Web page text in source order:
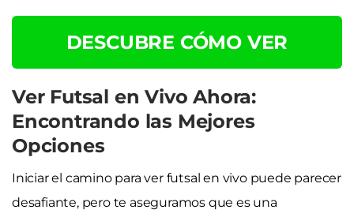
DESCUBRE CÓMO VER
Ver Futsal en Vivo Ahora:
Encontrando las Mejores
Opciones
Iniciar el camino para ver futsal en vivo puede parecer
desafiante, pero te aseguramos que es una